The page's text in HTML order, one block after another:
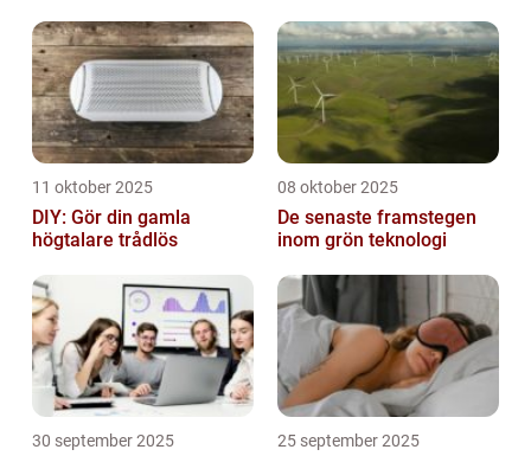
11 oktober 2025
DIY: Gör din gamla
högtalare trådlös
08 oktober 2025
De senaste framstegen
inom grön teknologi
30 september 2025 25 september 2025